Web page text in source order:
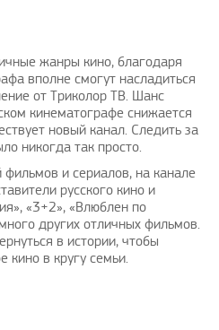
вашему
решение проблем с
зарубежных услуг…
AmigoPay.ru | 10.3.2021
жанры кино, благодаря
вполне смогут насладиться
от Триколор ТВ. Шанс
кинематографе снижается
новый канал. Следить за
никогда так просто.
и сериалов, на канале
русского кино и
«3+2», «Влюблен по
других отличных фильмов.
в истории, чтобы
кино в кругу семьи.